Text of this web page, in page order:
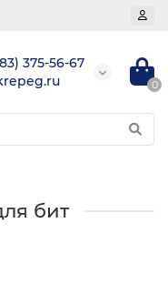
375-56-67
0
бит